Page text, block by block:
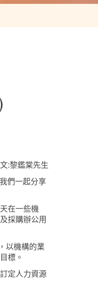
文:黎鑑棠先生
們一起分享
在一些機
採購辦公用
以機構的業
標。
定人力資源